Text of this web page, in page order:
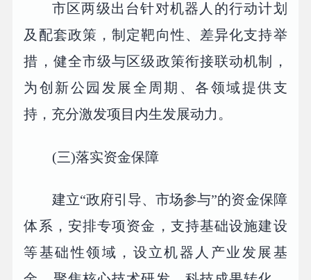
市区两级出台针对机器人的行动计划
及配套政策，制定靶向性、差异化支持举
措，健全市级与区级政策衔接联动机制，
为创新公园发展全周期、各领域提供支
持，充分激发项目内生发展动力。
(三)落实资金保障
建立“政府引导、市场参与”的资金保障
体系，安排专项资金，支持基础设施建设
等基础性领域，设立机器人产业发展基